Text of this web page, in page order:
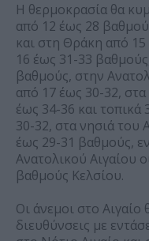
Η θερμοκρασία θα
από 12 έως 28
και στη Θράκη από
16 έως 31-33
βαθμούς, στην
από 17 έως 30-32,
έως 34-36 και
30-32, στα νησιά του
έως 29-31 βαθμούς,
Ανατολικού Αιγαίου
βαθμούς Κελσίου.
Οι άνεμοι στο
διευθύνσεις με